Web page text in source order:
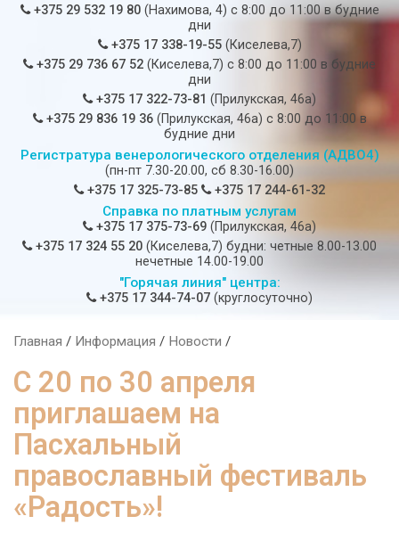
+375 29 532 19 80(Нахимова, 4) c 8:00 до 11:00 в будние
дни
+375 17 338-19-55(Киселева,7)
+375 29 736 67 52 (Киселева,7) c 8:00 до 11:00 в будние
дни
+375 17 322-73-81 (Прилукская, 46а)
+375 29 836 19 36(Прилукская, 46а) c 8:00 до 11:00 в
будние дни
Регистратура венерологического отделения (АДВО4)
(пн-пт 7.30-20.00, сб 8.30-16.00)
+375 17 325-73-85
+375 17 244-61-32
Справка по платным услугам
+375 17 375-73-69 (Прилукская, 46а)
+375 17 324 55 20 (Киселева,7) будни: четные 8.00-13.00
нечетные 14.00-19.00
"Горячая линия" центра:
+375 17 344-74-07 (круглосуточно)
Главная / Информация / Новости /
С 20 по 30 апреля
приглашаем на
Пасхальный
православный фестиваль
«Радость»!